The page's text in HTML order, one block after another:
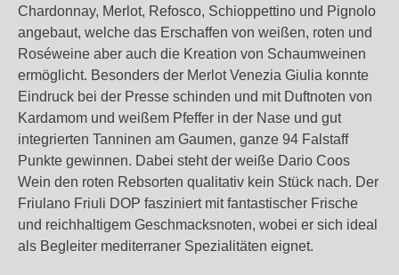
Chardonnay, Merlot, Refosco, Schioppettino und Pignolo
angebaut, welche das Erschaffen von weißen, roten und
Roséweine aber auch die Kreation von Schaumweinen
ermöglicht. Besonders der Merlot Venezia Giulia konnte
Eindruck bei der Presse schinden und mit Duftnoten von
Kardamom und weißem Pfeffer in der Nase und gut
integrierten Tanninen am Gaumen, ganze 94 Falstaff
Punkte gewinnen. Dabei steht der weiße Dario Coos
Wein den roten Rebsorten qualitativ kein Stück nach. Der
Friulano Friuli DOP fasziniert mit fantastischer Frische
und reichhaltigem Geschmacksnoten, wobei er sich ideal
als Begleiter mediterraner Spezialitäten eignet.